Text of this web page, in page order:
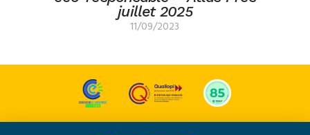
juillet 2025
11/09/2023